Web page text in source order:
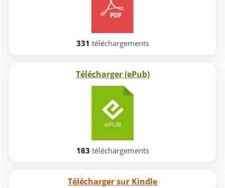
331 téléchargements
Télécharger (ePub)
183 téléchargements
Télécharger sur Kindle